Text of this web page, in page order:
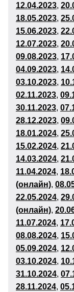
12.04.2023, 20
18.05.2023, 25
15.06.2023, 22
12.07.2023, 20
09.08.2023, 17
04.09.2023, 14
03.10.2023, 10
02.11.2023, 09
30.11.2023, 07
28.12.2023,
18.01.2024, 25
15.02.2024,
14.03.2024,
11.04.2024, 18
(онлайн),
22.05.2024,
(онлайн), 20
11.07.2024,
08.08.2024, 15
05.09.2024, 12
03.10.2024, 10
31.10.2024, 07
28.11.2024, 05